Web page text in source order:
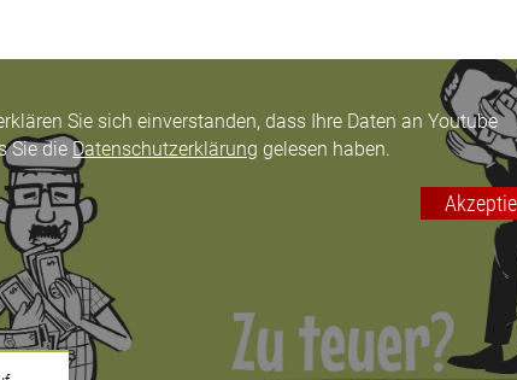
Sie sich einverstanden, dass Ihre Daten an Youtube
Sie die Datenschutzerklärung gelesen haben.